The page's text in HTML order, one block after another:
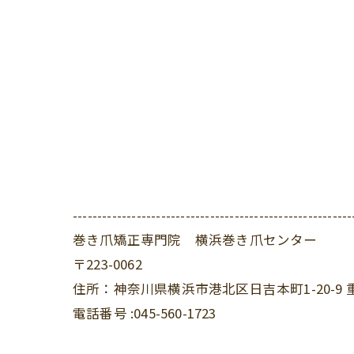
巻き爪矯正専門院 横浜巻き爪センター
〒223-0062
住所：神奈川県横浜市港北区日吉本町1-20-9
電話番号 :045-560-1723